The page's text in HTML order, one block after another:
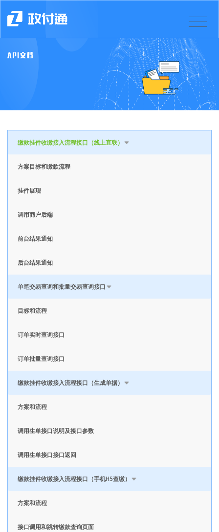
缴款挂件收缴接入流程接口（线上直联）
方案目标和缴款流程
挂件展现
调用商户后端
前台结果通知
后台结果通知
单笔交易查询和批量交易查询接口
目标和流程
订单实时查询接口
订单批量查询接口
缴款挂件收缴接入流程接口（生成单据）
方案和流程
调用生单接口说明及接口参数
调用生单接口接口返回
缴款挂件收缴接入流程接口（手机H5查缴）
方案和流程
接口调用和跳转缴款查询页面